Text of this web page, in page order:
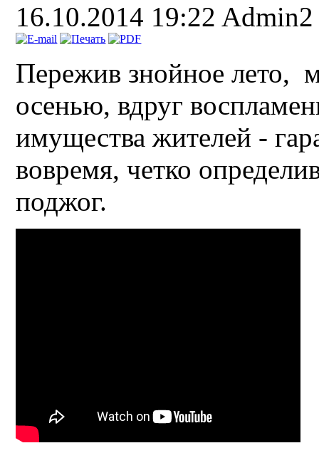
16.10.2014 19:22 Admin2
Пережив знойное лето,
осенью, вдруг
имущества жителей -
вовремя, четко
поджог.